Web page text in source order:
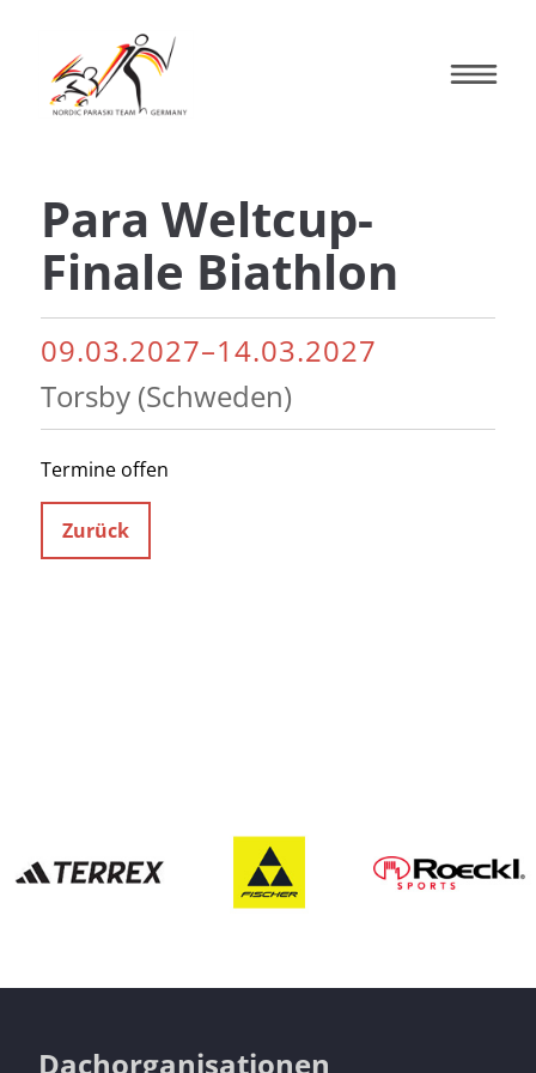
Para Weltcup-
Finale Biathlon
09.03.2027–14.03.2027
Torsby (Schweden)
Termine offen
Zurück
Dachorganisationen